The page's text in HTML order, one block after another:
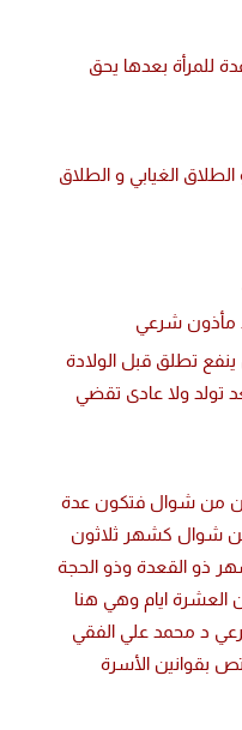
للمرأة بعدها يحق
الغيابي و الطلاق
مأذون شرعي
تطلق قبل الولادة
تولد ولا عادى تقضي
من شوال فتكون عدة
من شوال كشهر ثلاثون
ثم يحسب شهر ذو القعدة وذو الحجة
ايام وهي هنا
د محمد علي الفقي
بقوانين الأسرة